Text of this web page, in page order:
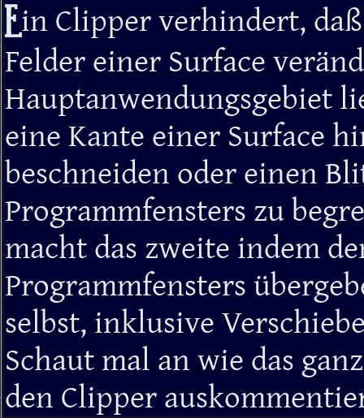
Ein Clipper verhindert,
Felder einer Surface
Hauptanwendungsgebiet
eine Kante einer Surface
beschneiden oder einen
Programmfensters zu
macht das zweite indem
Programmfensters
selbst, inklusive
Schaut mal an wie das
den Clipper